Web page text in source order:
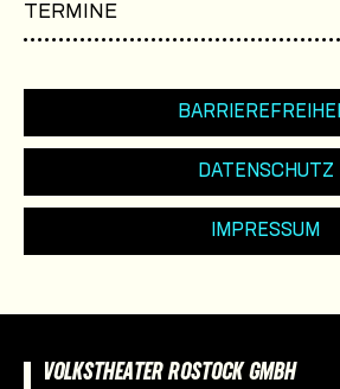
TERMINE
DATENSCHUTZ
IMPRESSUM
VOLKSTHEATER ROSTOCK GMBH